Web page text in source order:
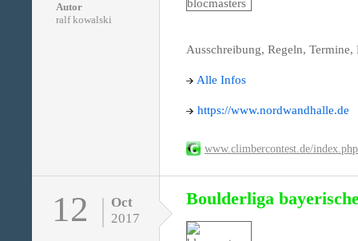
Autor
ralf kowalski
Ausschreibung, Regeln, Termine,
Alle Infos
https://www.nordwandhalle.de
www.climbercontest.de/
12
Oct
2017
Boulderliga